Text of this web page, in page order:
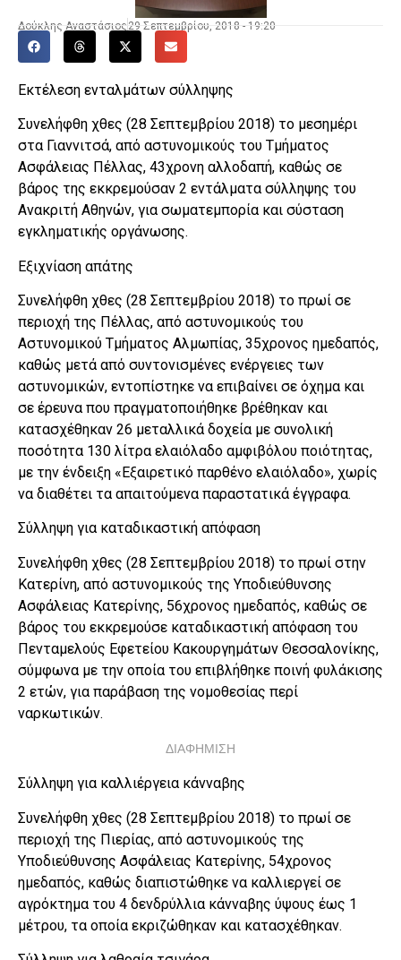
Δούκλης Αναστάσιος 29 Σεπτεμβρίου, 2018 - 19:20
Εκτέλεση ενταλμάτων σύλληψης
Συνελήφθη χθες (28 Σεπτεμβρίου 2018) το μεσημέρι
στα Γιαννιτσά, από αστυνομικούς του Τμήματος
Ασφάλειας Πέλλας, 43χρονη αλλοδαπή, καθώς σε
βάρος της εκκρεμούσαν 2 εντάλματα σύλληψης του
Ανακριτή Αθηνών, για σωματεμπορία και σύσταση
εγκληματικής οργάνωσης.
Εξιχνίαση απάτης
Συνελήφθη χθες (28 Σεπτεμβρίου 2018) το πρωί σε
περιοχή της Πέλλας, από αστυνομικούς του
Αστυνομικού Τμήματος Αλμωπίας, 35χρονος ημεδαπός,
καθώς μετά από συντονισμένες ενέργειες των
αστυνομικών, εντοπίστηκε να επιβαίνει σε όχημα και
σε έρευνα που πραγματοποιήθηκε βρέθηκαν και
κατασχέθηκαν 26 μεταλλικά δοχεία με συνολική
ποσότητα 130 λίτρα ελαιόλαδο αμφιβόλου ποιότητας,
με την ένδειξη «Εξαιρετικό παρθένο ελαιόλαδο», χωρίς
να διαθέτει τα απαιτούμενα παραστατικά έγγραφα.
Σύλληψη για καταδικαστική απόφαση
Συνελήφθη χθες (28 Σεπτεμβρίου 2018) το πρωί στην
Κατερίνη, από αστυνομικούς της Υποδιεύθυνσης
Ασφάλειας Κατερίνης, 56χρονος ημεδαπός, καθώς σε
βάρος του εκκρεμούσε καταδικαστική απόφαση του
Πενταμελούς Εφετείου Κακουργημάτων Θεσσαλονίκης,
σύμφωνα με την οποία του επιβλήθηκε ποινή φυλάκισης
2 ετών, για παράβαση της νομοθεσίας περί
ναρκωτικών.
ΔΙΑΦΗΜΙΣΗ
Σύλληψη για καλλιέργεια κάνναβης
Συνελήφθη χθες (28 Σεπτεμβρίου 2018) το πρωί σε
περιοχή της Πιερίας, από αστυνομικούς της
Υποδιεύθυνσης Ασφάλειας Κατερίνης, 54χρονος
ημεδαπός, καθώς διαπιστώθηκε να καλλιεργεί σε
αγρόκτημα του 4 δενδρύλλια κάνναβης ύψους έως 1
μέτρου, τα οποία εκριζώθηκαν και κατασχέθηκαν.